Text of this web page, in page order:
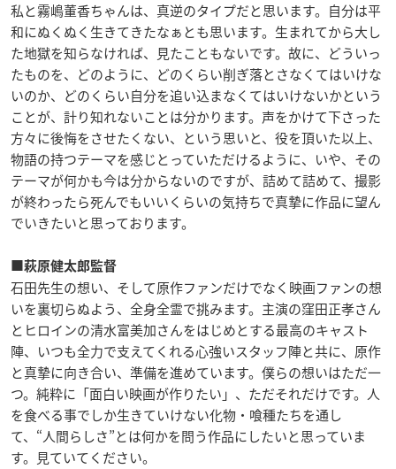
私と霧嶋董香ちゃんは、真逆のタイプだと思います。自分は平
和にぬくぬく生きてきたなぁとも思います。生まれてから大し
た地獄を知らなければ、見たこともないです。故に、どういっ
たものを、どのように、どのくらい削ぎ落とさなくてはいけな
いのか、どのくらい自分を追い込まなくてはいけないかという
ことが、計り知れないことは分かります。声をかけて下さった
方々に後悔をさせたくない、という思いと、役を頂いた以上、
物語の持つテーマを感じとっていただけるように、いや、その
テーマが何かも今は分からないのですが、詰めて詰めて、撮影
が終わったら死んでもいいくらいの気持ちで真摯に作品に望ん
でいきたいと思っております。
■萩原健太郎監督
石田先生の想い、そして原作ファンだけでなく映画ファンの想
いを裏切らぬよう、全身全霊で挑みます。主演の窪田正孝さん
とヒロインの清水富美加さんをはじめとする最高のキャスト
陣、いつも全力で支えてくれる心強いスタッフ陣と共に、原作
と真摯に向き合い、準備を進めています。僕らの想いはただ一
つ。純粋に「面白い映画が作りたい」、ただそれだけです。人
を食べる事でしか生きていけない化物・喰種たちを通し
て、“人間らしさ”とは何かを問う作品にしたいと思っていま
す。見ていてください。